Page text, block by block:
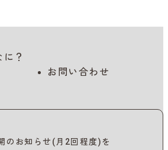
？
お問い合わせ
のお知らせ(月2回程度)を